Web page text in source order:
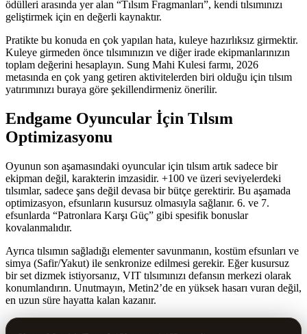
ödülleri arasında yer alan “Tılsım Fragmanları”, kendi tılsımınızı
geliştirmek için en değerli kaynaktır.
Pratikte bu konuda en çok yapılan hata, kuleye hazırlıksız girmektir.
Kuleye girmeden önce tılsımınızın ve diğer irade ekipmanlarınızın
toplam değerini hesaplayın. Sung Mahi Kulesi farmı, 2026
metasında en çok yang getiren aktivitelerden biri olduğu için tılsım
yatırımınızı buraya göre şekillendirmeniz önerilir.
Endgame Oyuncular İçin Tılsım
Optimizasyonu
Oyunun son aşamasındaki oyuncular için tılsım artık sadece bir
ekipman değil, karakterin imzasidir. +100 ve üzeri seviyelerdeki
tılsımlar, sadece şans değil devasa bir bütçe gerektirir. Bu aşamada
optimizasyon, efsunların kusursuz olmasıyla sağlanır. 6. ve 7.
efsunlarda “Patronlara Karşı Güç” gibi spesifik bonuslar
kovalanmalıdır.
Ayrıca tılsımın sağladığı elementer savunmanın, kostüm efsunları ve
simya (Safir/Yakut) ile senkronize edilmesi gerekir. Eğer kusursuz
bir set dizmek istiyorsanız, VIT tılsımınızı defansın merkezi olarak
konumlandırın. Unutmayın, Metin2’de en yüksek hasarı vuran değil,
en uzun süre hayatta kalan kazanır.